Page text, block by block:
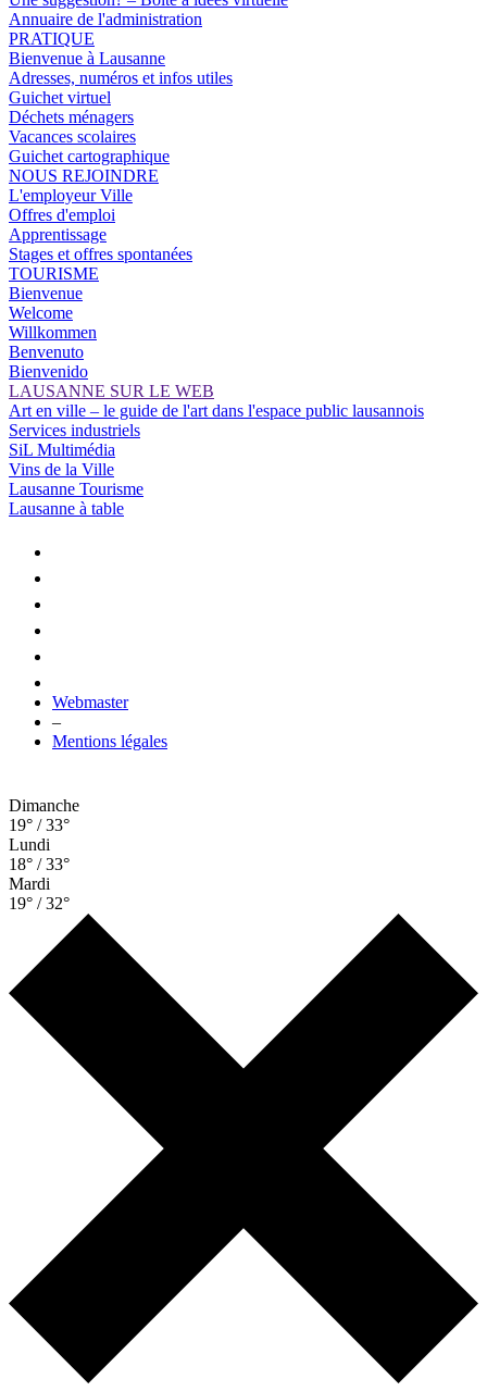
Annuaire de l'administration
PRATIQUE
Bienvenue à Lausanne
Adresses, numéros et infos utiles
Guichet virtuel
Déchets ménagers
Vacances scolaires
Guichet cartographique
NOUS REJOINDRE
L'employeur Ville
Offres d'emploi
Apprentissage
Stages et offres spontanées
TOURISME
Bienvenue
Welcome
Willkommen
Benvenuto
Bienvenido
LAUSANNE SUR LE WEB
Art en ville – le guide de l'art dans l'espace public lausannois
Services industriels
SiL Multimédia
Vins de la Ville
Lausanne Tourisme
Lausanne à table
Webmaster
–
Mentions légales
Dimanche
19° / 33°
Lundi
18° / 33°
Mardi
19° / 32°